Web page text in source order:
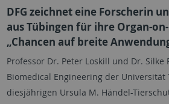
DFG zeichnet eine Forscherin
aus Tübingen für ihre Organ-
„Chancen auf breite
Professor Dr. Peter Loskill und Dr.
Biomedical Engineering der
diesjährigen Ursula M. Händel-